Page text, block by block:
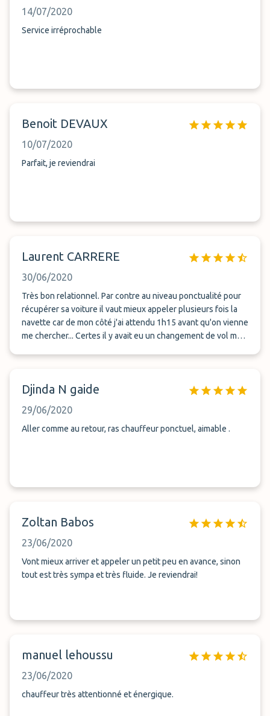
14/07/2020
Service irréprochable
Benoit DEVAUX
10/07/2020
Parfait, je reviendrai
Laurent CARRERE
30/06/2020
Très bon relationnel. Par contre au niveau ponctualité pour
récupérer sa voiture il vaut mieux appeler plusieurs fois la
navette car de mon côté j'ai attendu 1h15 avant qu'on vienne
me chercher... Certes il y avait eu un changement de vol mais
Djinda N gaide
29/06/2020
Aller comme au retour, ras chauffeur ponctuel, aimable .
Zoltan Babos
23/06/2020
Vont mieux arriver et appeler un petit peu en avance, sinon
tout est très sympa et très fluide. Je reviendrai!
manuel lehoussu
23/06/2020
chauffeur très attentionné et énergique.